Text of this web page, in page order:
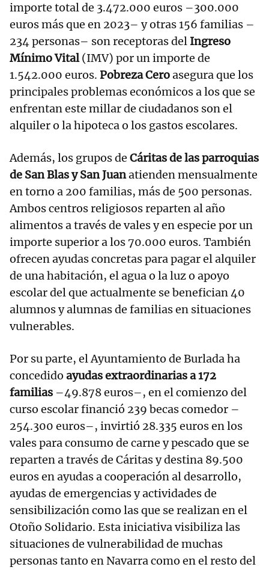
importe total de 3.472.000 euros –300.000
euros más que en 2023– y otras 156 familias –
234 personas– son receptoras del Ingreso
Mínimo Vital(IMV) por un importe de
1.542.000 euros. Pobreza Ceroasegura que los
principales problemas económicos a los que se
enfrentan este millar de ciudadanos son el
alquiler o la hipoteca o los gastos escolares.
Además, los grupos de Cáritas de las parroquias
de San Blas y San Juanatienden mensualmente
en torno a 200 familias, más de 500 personas.
Ambos centros religiosos reparten al año
alimentos a través de vales y en especie por un
importe superior a los 70.000 euros. También
ofrecen ayudas concretas para pagar el alquiler
de una habitación, el agua o la luz o apoyo
escolar del que actualmente se benefician 40
alumnos y alumnas de familias en situaciones
vulnerables.
Por su parte, el Ayuntamiento de Burlada ha
concedido ayudas extraordinarias a 172
familias –49.878 euros–, en el comienzo del
curso escolar financió 239 becas comedor –
254.300 euros–, invirtió 28.335 euros en los
vales para consumo de carne y pescado que se
reparten a través de Cáritas y destina 89.500
euros en ayudas a cooperación al desarrollo,
ayudas de emergencias y actividades de
sensibilización como las que se realizan en el
Otoño Solidario. Esta iniciativa visibiliza las
situaciones de vulnerabilidad de muchas
personas tanto en Navarra como en el resto del